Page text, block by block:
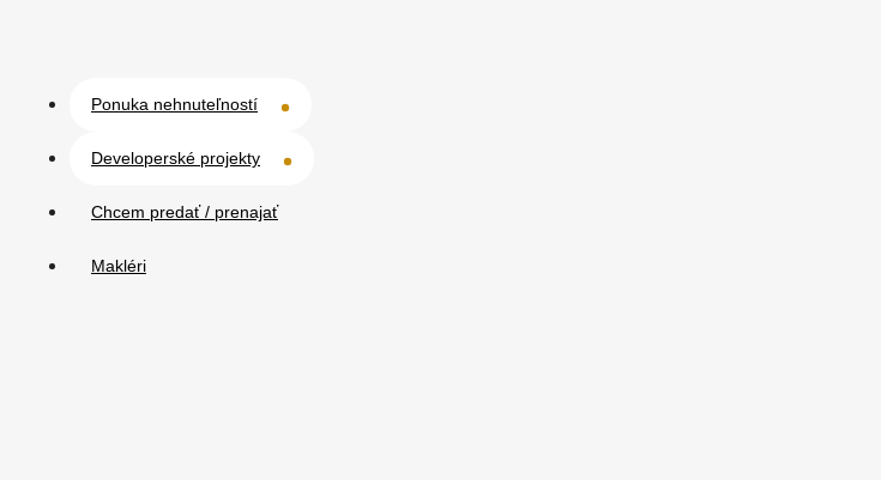
Ponuka nehnuteľností
Developerské projekty
Chcem predať / prenajať
Makléri